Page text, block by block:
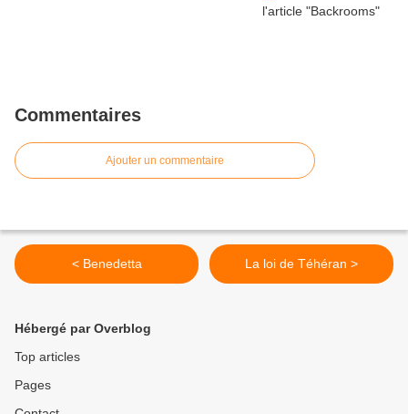
Commentaires
Ajouter un commentaire
< Benedetta La loi de Téhéran >
Hébergé par Overblog
Top articles
Pages